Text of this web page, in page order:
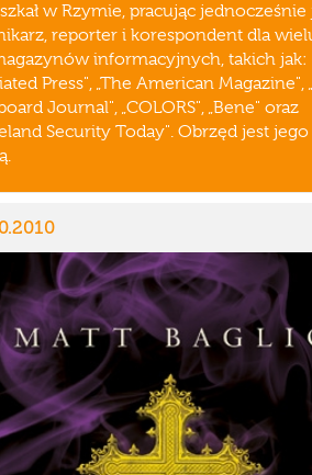
w Rzymie, pracując jednocześnie
reporter i korespondent dla
informacyjnych, takich jak:
Press", „The American Magazine",
Journal", „COLORS", „Bene" oraz
Security Today". Obrzęd jest